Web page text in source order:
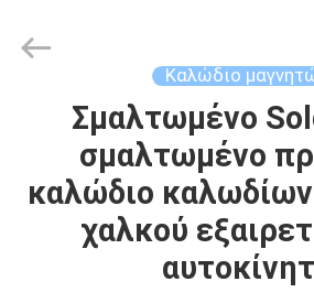
ΣΠΊΤΙ
ΠΡΟΪΌΝΤΑ
ΒΊΝΤΕΟ
Material
Co,.Ltd.
Καλώδιο
Σμαλτωμένο
σμαλτωμένο
καλώδιο
χαλκού